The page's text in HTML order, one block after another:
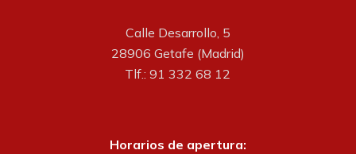
Calle Desarrollo, 5
28906 Getafe (Madrid)
Tlf.: 91 332 68 12
Horarios de apertura: